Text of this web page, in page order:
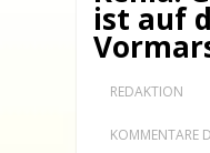
ist auf
REDAKTION
KOMMENTARE